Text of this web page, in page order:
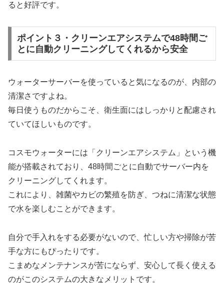
ると好評です。
ポイント３・クリーンエアシステムで48時間ご
とに自動クリーニングしてくれるから安全
ウォーターサーバーを使っていると気になるのが、内部の
清潔さですよね。
毎日使うものだからこそ、衛生面にはしっかりと配慮され
ていてほしいものです。
コスモウォーターには「クリーンエアシステム」という機
能が搭載されており、48時間ごとに自動でサーバー内を
クリーニングしてくれます。
これにより、雑菌やカビの繁殖を防ぎ、つねに清潔な状態
で水を楽しむことができます。
自分で手入れをする必要がないので、忙しい方や掃除が苦
手な方にもぴったりです。
こまめなメンテナンスが苦にならず、安心して長く使える
のがこのシステムの大きなメリットです。